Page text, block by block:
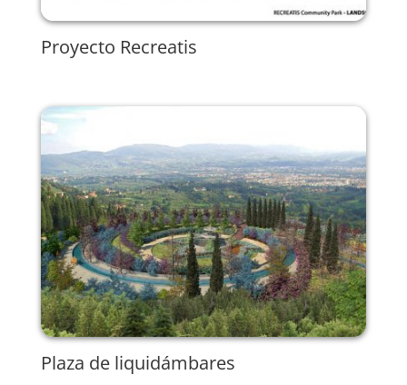
Proyecto Recreatis
Plaza de liquidámbares